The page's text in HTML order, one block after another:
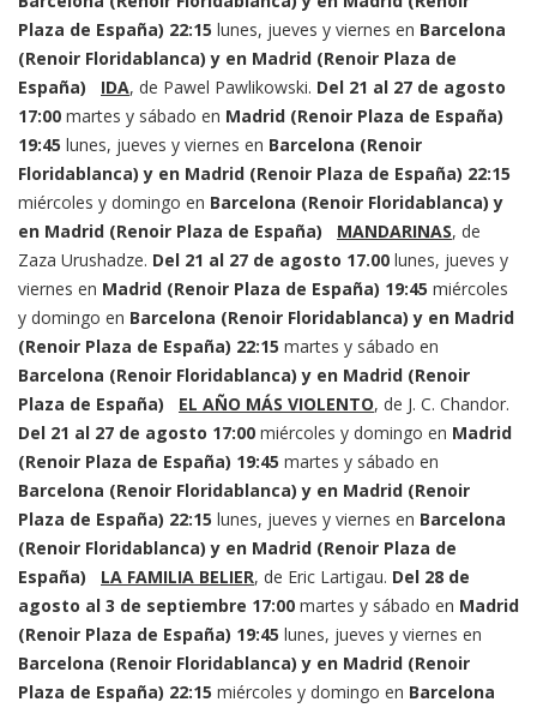
Plaza de España) 22:15 lunes, jueves y viernes en Barcelona
(Renoir Floridablanca) y en Madrid (Renoir Plaza de
España)
IDA, de Pawel Pawlikowski. Del 21 al 27 de agosto
17:00 martes y sábado en Madrid (Renoir Plaza de España)
19:45 lunes, jueves y viernes en Barcelona (Renoir
Floridablanca) y en Madrid (Renoir Plaza de España) 22:15
miércoles y domingo en Barcelona (Renoir Floridablanca) y
en Madrid (Renoir Plaza de España)
MANDARINAS, de
Zaza Urushadze. Del 21 al 27 de agosto 17.00 lunes, jueves y
viernes en Madrid (Renoir Plaza de España) 19:45 miércoles
y domingo en Barcelona (Renoir Floridablanca) y en Madrid
(Renoir Plaza de España) 22:15 martes y sábado en
Barcelona (Renoir Floridablanca) y en Madrid (Renoir
Plaza de España)
EL AÑO MÁS VIOLENTO, de J. C. Chandor.
Del 21 al 27 de agosto 17:00 miércoles y domingo en Madrid
(Renoir Plaza de España) 19:45 martes y sábado en
Barcelona (Renoir Floridablanca) y en Madrid (Renoir
Plaza de España) 22:15 lunes, jueves y viernes en Barcelona
(Renoir Floridablanca) y en Madrid (Renoir Plaza de
España)
LA FAMILIA BELIER, de Eric Lartigau. Del 28 de
agosto al 3 de septiembre 17:00 martes y sábado en Madrid
(Renoir Plaza de España) 19:45 lunes, jueves y viernes en
Barcelona (Renoir Floridablanca) y en Madrid (Renoir
Plaza de España) 22:15 miércoles y domingo en Barcelona